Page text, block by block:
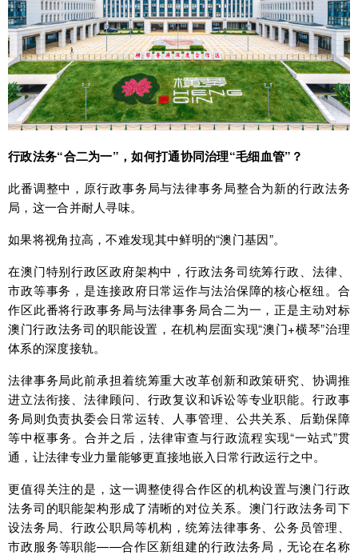
行政法务“合二为一”，如何打通协同治理“毛细血管”？
此番调整中，原行政事务局与法律事务局整合为新的行政法务
局，这一合并耐人寻味。
如果将视角拉高，不难发现其中鲜明的“澳门基因”。
在澳门特别行政区政府架构中，行政法务司统筹行政、法律、
市政等事务，是连接政府日常运作与法治保障的核心枢纽。合
作区此番将行政事务局与法律事务局合二为一，正是主动对标
澳门行政法务司的职能设置，在机构层面实现“澳门+横琴”治理
体系的深度接轨。
法律事务局此前承担着统筹重大改革创新和政策研究、协调推
进立法衔接、法律顾问、行政复议和诉讼等专业职能。行政事
务局则负责执委会日常运转、人事管理、公共关系、后勤保障
等中枢事务。合并之后，法律审查与行政流程实现“一站式”贯
通，让法律专业力量能够更直接地嵌入日常行政运行之中。
更值得关注的是，这一调整使得合作区的机构设置与澳门行政
法务司的职能架构形成了清晰的对位关系。澳门行政法务司下
设法务局、行政公职局等机构，统筹法律事务、公务员管理、
市政服务等职能——合作区新组建的行政法务局，无论在名称